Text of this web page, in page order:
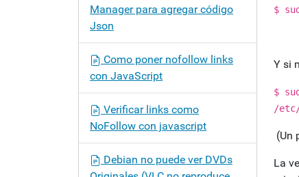
$
Y si
$
/etc/
(Un
La
Manager para agregar código
Json
Como poner nofollow links
con JavaScript
Verificar links como
NoFollow con javascript
Debian no puede ver DVDs